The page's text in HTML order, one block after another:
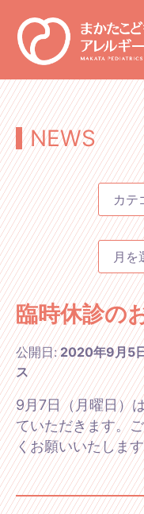
NEWS
カテ
月を
臨時休診の
公開日:2020年9月5
ス
9月7日（月曜日）
ていただきます。
くお願いいたしま